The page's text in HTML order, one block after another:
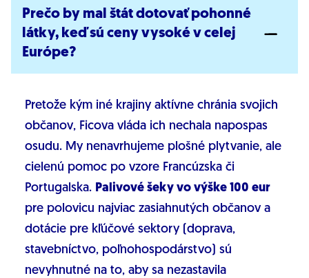
Prečo by mal štát dotovať pohonné
látky, keď sú ceny vysoké v celej
Európe?
Pretože kým iné krajiny aktívne chránia svojich
občanov, Ficova vláda ich nechala napospas
osudu. My nenavrhujeme plošné plytvanie, ale
cielenú pomoc po vzore Francúzska či
Portugalska. Palivové šeky vo výške 100 eur
pre polovicu najviac zasiahnutých občanov a
dotácie pre kľúčové sektory (doprava,
stavebníctvo, poľnohospodárstvo) sú
nevyhnutné na to, aby sa nezastavila